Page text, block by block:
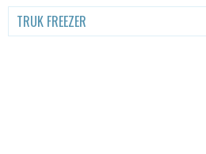
TRUK FREEZER